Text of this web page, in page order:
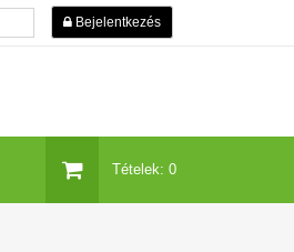
Bejelentkezés
Tételek: 0